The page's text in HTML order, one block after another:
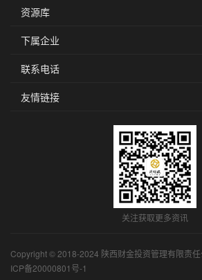
资源库
下属企业
联系电话
友情链接
关注获取更多资讯
Copyright © 2018-2024 陕西财金投资管理有限责任
ICP备20000801号-1